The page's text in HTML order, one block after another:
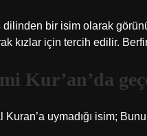
dilinden bir isim olarak
kızlar için tercih edilir.
Kur’an’da
Kuran’a uymadığı isim;